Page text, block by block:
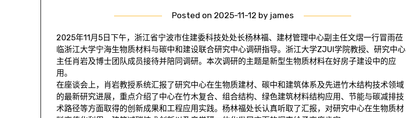
Posted on 2025-11-12 by james
2025年11月5日下午，浙江省宁波市住建委科技处处长杨林福、建材管理中心副主任文熠一行冒雨莅
临浙江大学宁海生物质材料与碳中和建设联合研究中心调研指导。浙江大学ZJUI学院教授、研究中心
主任肖岩及博士团队成员接待并陪同调研。本次调研的主题是新型生物质材料在好房子建设中的应
用。
在座谈会上，肖岩教授系统汇报了研究中心在生物质建材、碳中和建筑体系及先进竹木结构技术领域
的最新研究进展，重点介绍了中心在竹木复合、组合结构、绿色建筑材料结构应用、节能与碳减排技
术路径等方面取得的创新成果和工程应用实践。杨林福处长认真听取了汇报，对研究中心在生物质材